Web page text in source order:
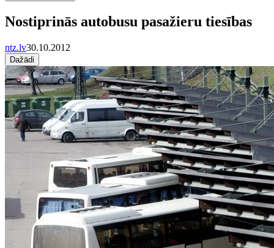
Nostiprinās autobusu pasažieru tiesības
ntz.lv30.10.2012
Dažādi